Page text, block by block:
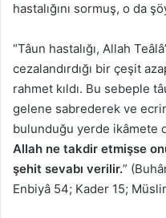
hastalığını sormuş, o da
“Tâun hastalığı, Allah
cezalandırdığı bir çeşit
rahmet kıldı. Bu sebeple
gelene sabrederek ve
bulunduğu yerde ikâmete
Allah ne takdir etmişse
şehit sevabı verilir.”
Enbiyâ 54; Kader 15;